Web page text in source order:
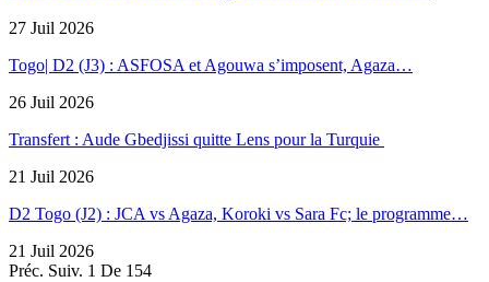
27 Juil 2026
Togo| D2 (J3) : ASFOSA et Agouwa s’imposent, Agaza…
26 Juil 2026
Transfert : Aude Gbedjissi quitte Lens pour la Turquie
21 Juil 2026
D2 Togo (J2) : JCA vs Agaza, Koroki vs Sara Fc; le programme…
21 Juil 2026
Préc. Suiv. 1 De 154